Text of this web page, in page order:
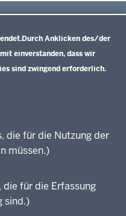
Durch Anklicken des/der
einverstanden, dass wir
sind zwingend erforderlich.
die für die Nutzung der
müssen.)
für die Erfassung
sind.)
Drucken
Westfalen
und Lehrpläne
SJ 2019/2020)
(ab SJ 2013)